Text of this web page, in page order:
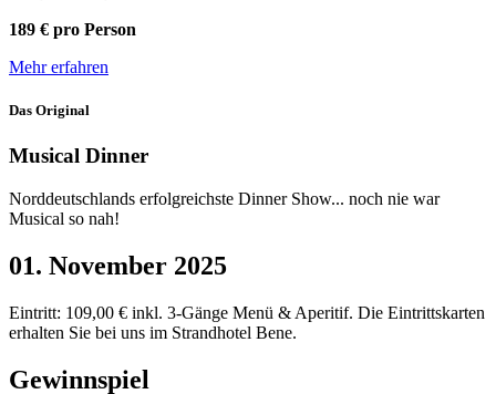
189 € pro Person
Mehr erfahren
Das Original
Musical Dinner
Norddeutschlands erfolgreichste Dinner Show... noch nie war
Musical so nah!
01. November 2025
Eintritt: 109,00 € inkl. 3-Gänge Menü & Aperitif. Die Eintrittskarten
erhalten Sie bei uns im Strandhotel Bene.
Gewinnspiel